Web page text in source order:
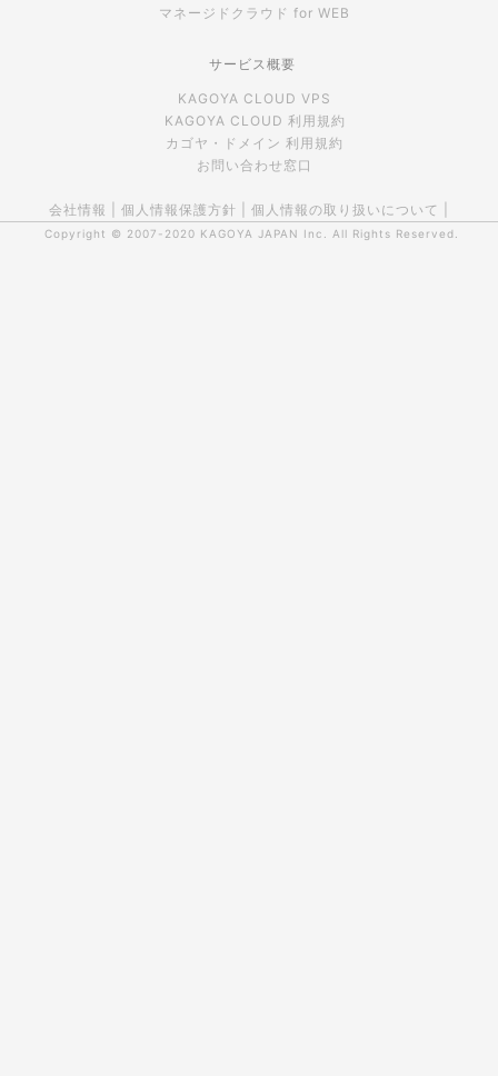
マネージドクラウド for WEB
サービス概要
KAGOYA CLOUD VPS
KAGOYA CLOUD 利用規約
カゴヤ・ドメイン 利用規約
お問い合わせ窓口
会社情報 個人情報保護方針 個人情報の取り扱いについて
Copyright © 2007-2020 KAGOYA JAPAN Inc. All Rights Reserved.